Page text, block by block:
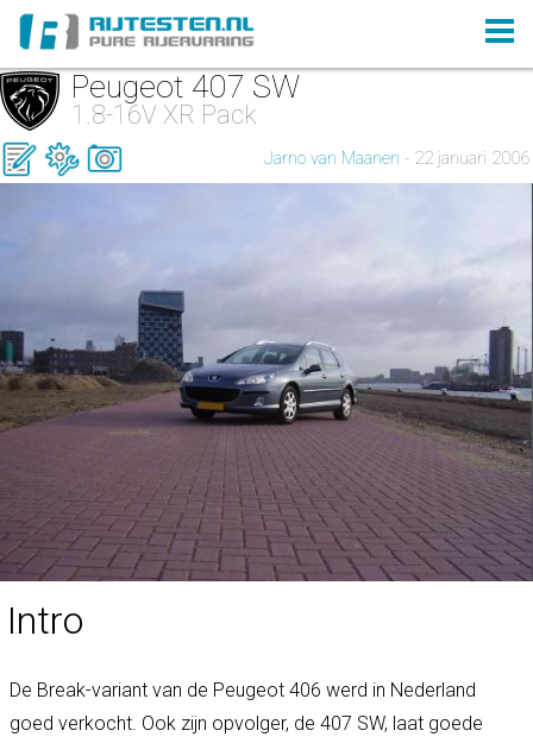
Peugeot 407 SW
1.8-16V XR Pack
Jarno van Maanen - 22 januari 2006
Intro
De Break-variant van de Peugeot 406 werd in Nederland
goed verkocht. Ook zijn opvolger, de 407 SW, laat goede